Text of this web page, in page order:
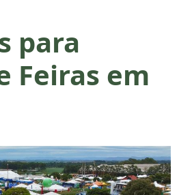
para
Feiras em